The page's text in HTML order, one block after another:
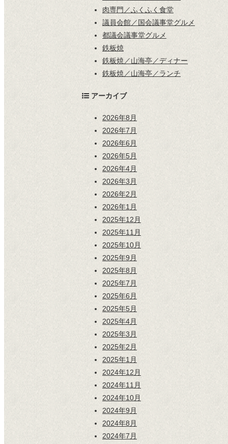
肉専門／ふくふく食堂
議員会館／国会議事堂グルメ
都議会議事堂グルメ
鉄板焼
鉄板焼／山海亭／ディナー
鉄板焼／山海亭／ランチ
アーカイブ
2026年8月
2026年7月
2026年6月
2026年5月
2026年4月
2026年3月
2026年2月
2026年1月
2025年12月
2025年11月
2025年10月
2025年9月
2025年8月
2025年7月
2025年6月
2025年5月
2025年4月
2025年3月
2025年2月
2025年1月
2024年12月
2024年11月
2024年10月
2024年9月
2024年8月
2024年7月